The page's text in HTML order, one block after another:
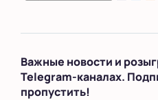
Важные новости и
Telegram-каналах.
пропустить!